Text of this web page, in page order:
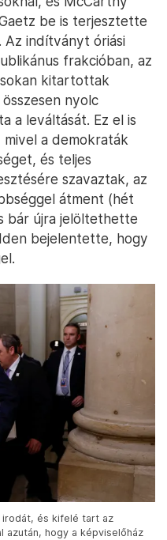
be is terjesztette
Az indítványt óriási
frakcióban, az
kitartottak
nyolc
a leváltását. Ez el is
a demokraták
és teljes
szavaztak, az
átment (hét
bár újra jelöltethette
bejelentette, hogy
irodát, és kifelé tart az
azután, hogy a képviselőház